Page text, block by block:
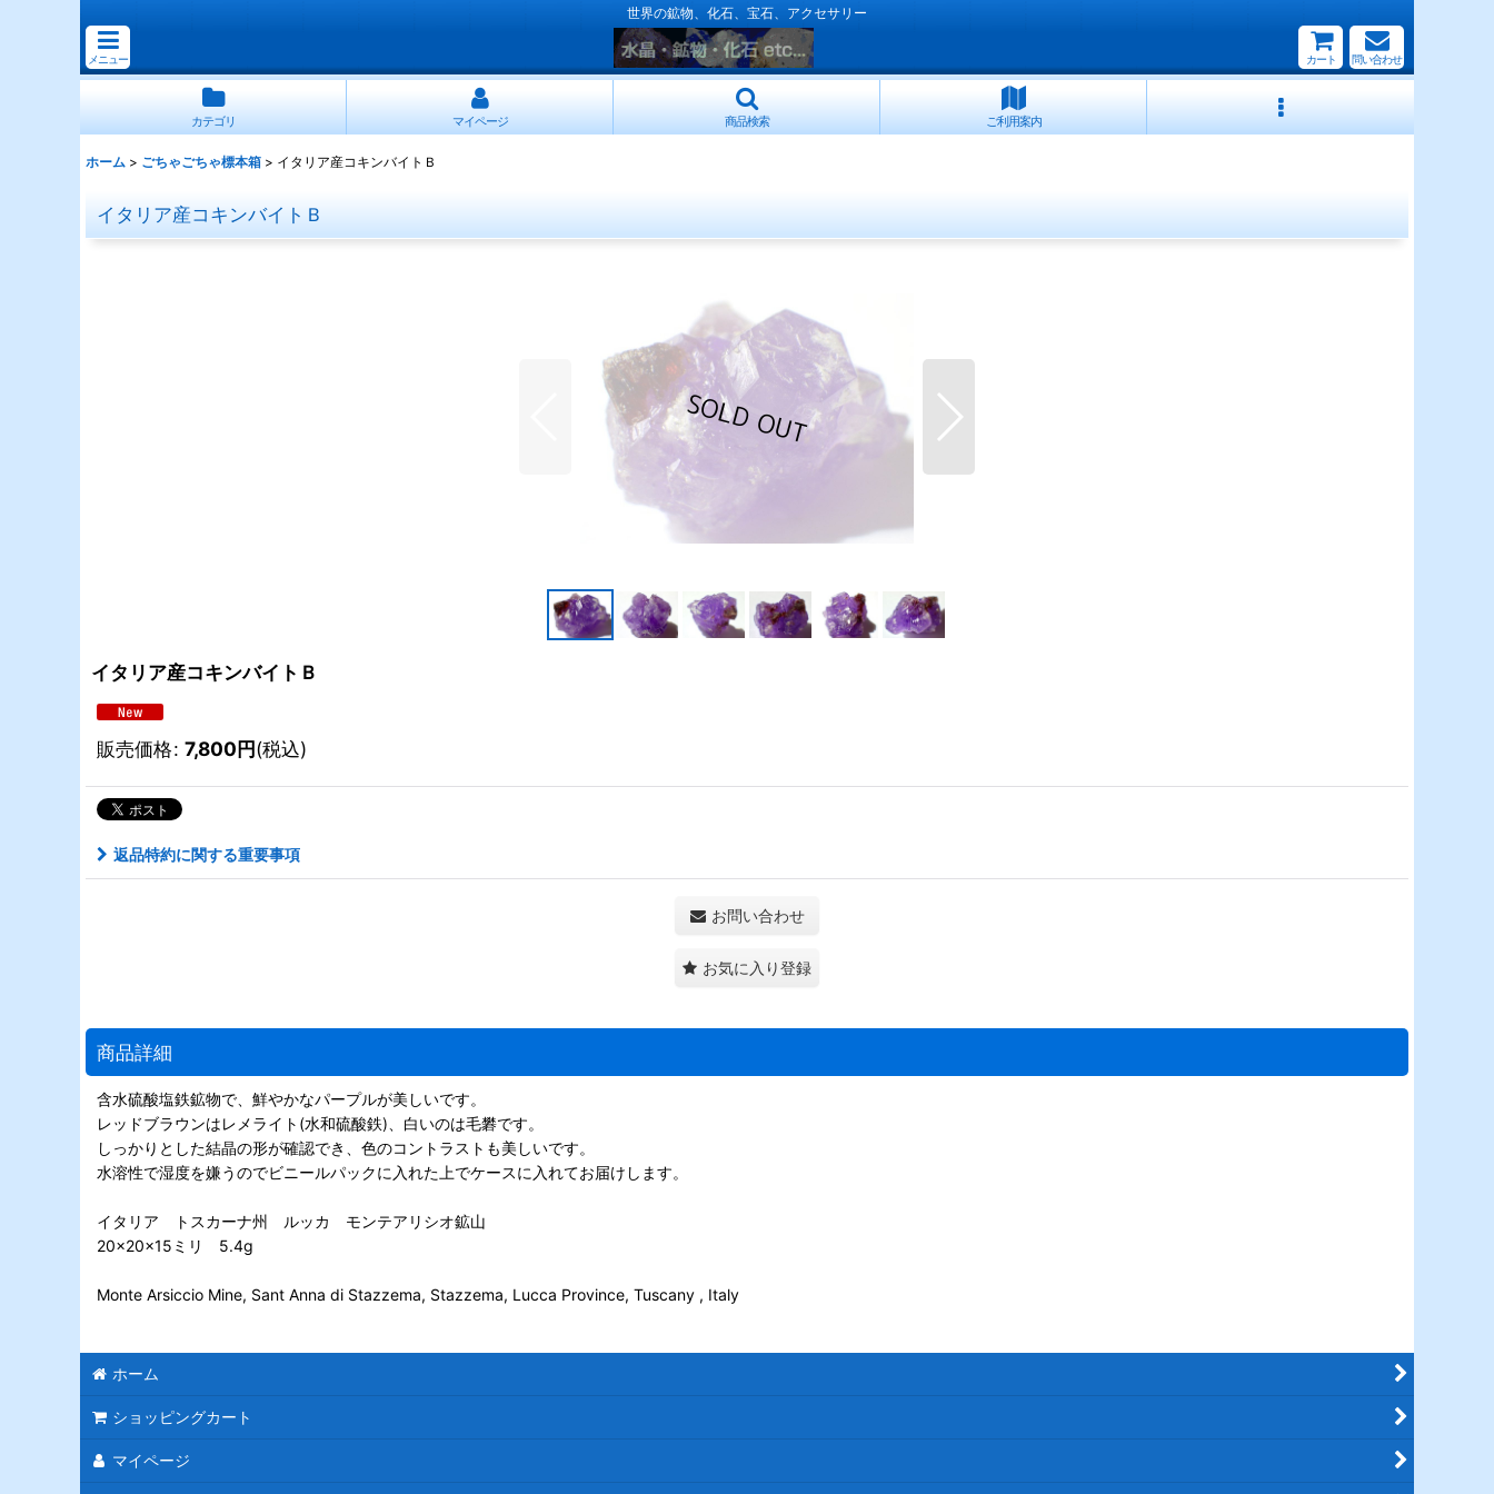
世界の鉱物、化石、宝石、アクセサリー
メニュー カート 問い合わせ
カテゴリ マイページ 商品検索 ご利用案内
ホーム > ごちゃごちゃ標本箱 > イタリア産コキンバイトＢ
イタリア産コキンバイトＢ
イタリア産コキンバイトＢ
販売価格: 7,800円(税込)
返品特約に関する重要事項
お問い合わせ
お気に入り登録
商品詳細
含水硫酸塩鉄鉱物で、鮮やかなパープルが美しいです。
レッドブラウンはレメライト(水和硫酸鉄)、白いのは毛礬です。
しっかりとした結晶の形が確認でき、色のコントラストも美しいです。
水溶性で湿度を嫌うのでビニールパックに入れた上でケースに入れてお届けします。
イタリア トスカーナ州 ルッカ モンテアリシオ鉱山
20×20×15ミリ 5.4g
Monte Arsiccio Mine, Sant Anna di Stazzema, Stazzema, Lucca Province, Tuscany , Italy
ホーム
ショッピングカート
マイページ